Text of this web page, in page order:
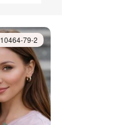
10464-79-2